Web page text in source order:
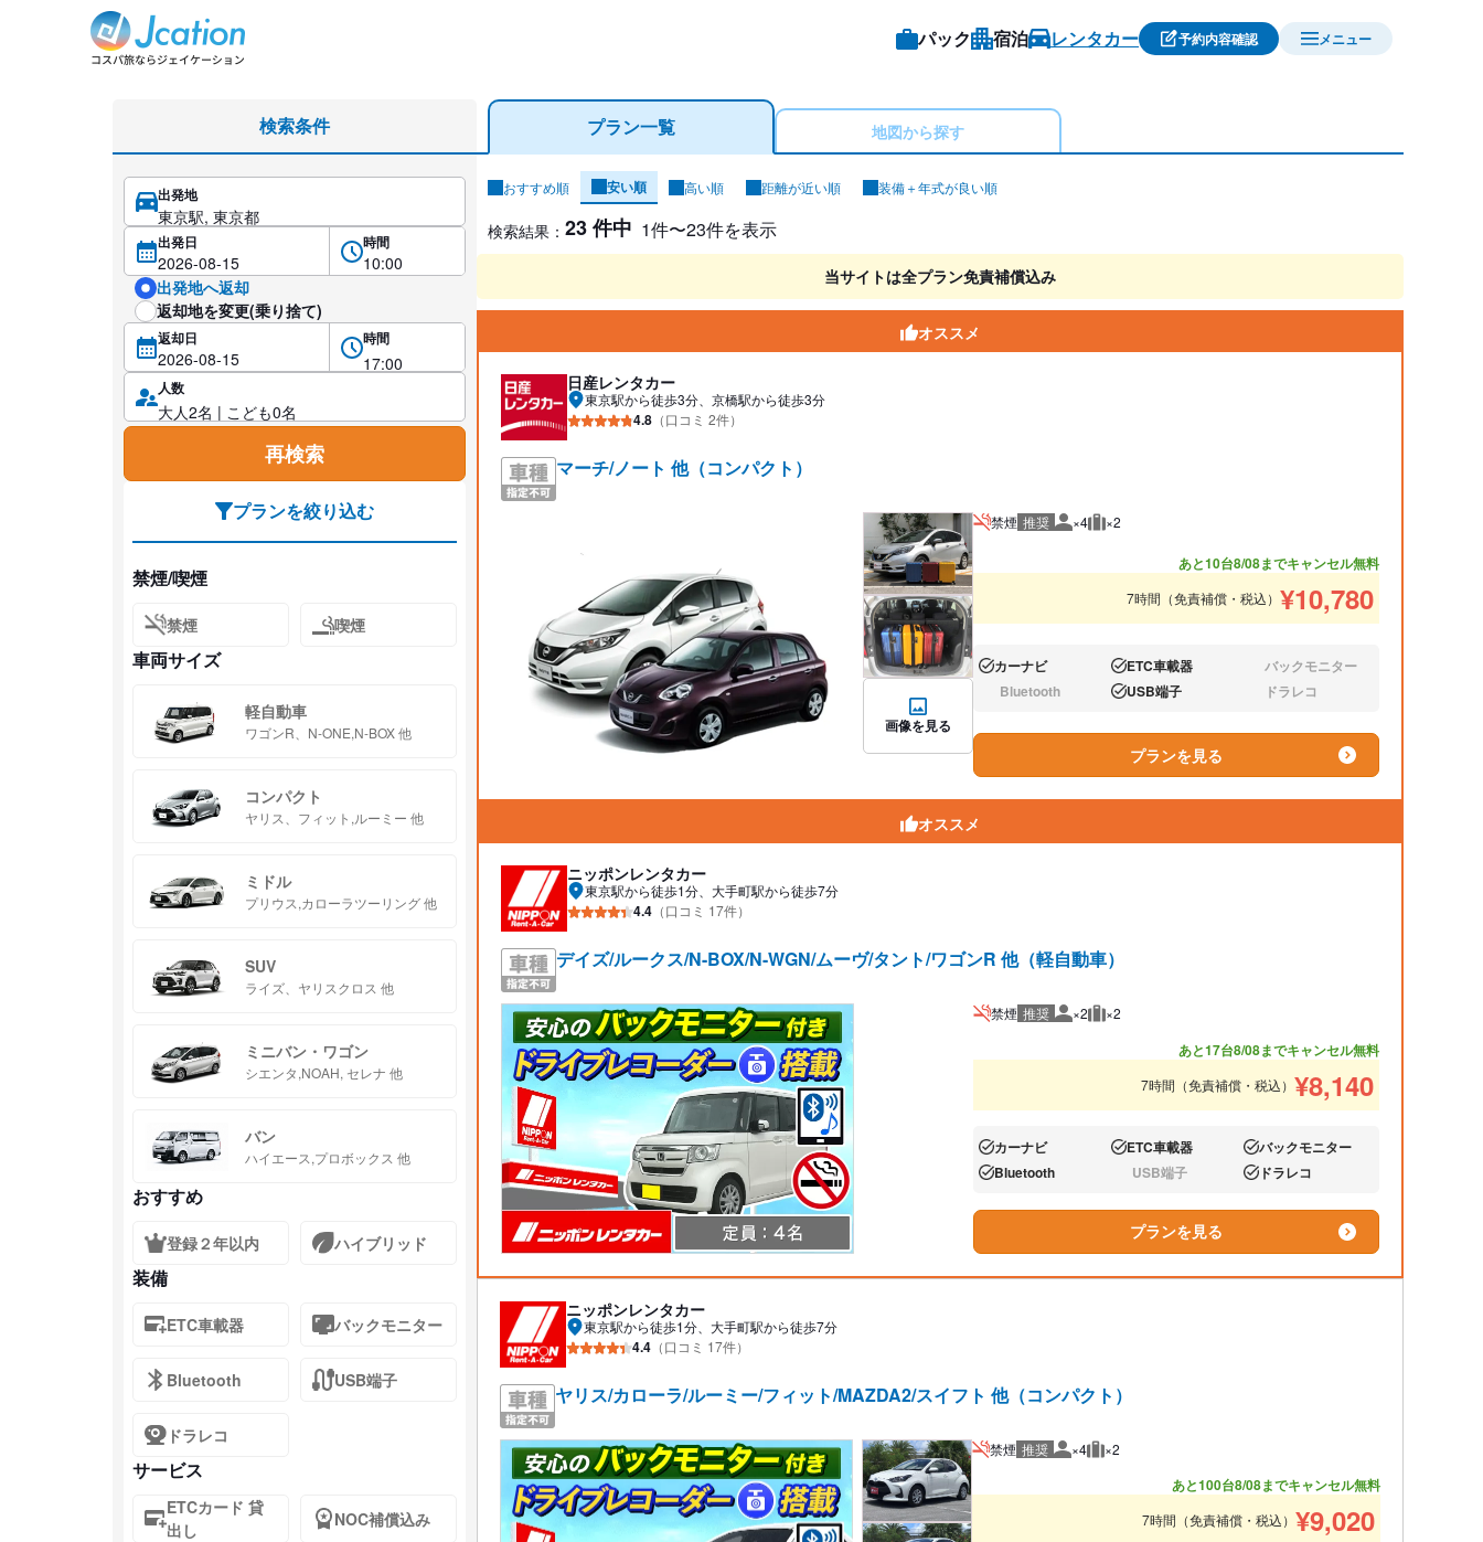
パック 宿泊 レンタカー 予約内容確認 メニュー
プラン一覧 地図から探す
おすすめ順 安い順 高い順 距離が近い順 装備＋年式が良い順
レンタカー検索結果
検索結果： 23 件中 1件〜23件を表示
当サイトは全プラン免責補償込み
オススメ
日産レンタカー
東京駅から徒歩3分、京橋駅から徒歩3分
4.8 （口コミ 2件）
マーチ/ノート 他（コンパクト）
画像を見る
禁煙 推奨 推奨人数
×4 推奨荷物
×2
あと10台8/08までキャンセル無料
7時間（免責補償・税込） ¥10,780
あり:カーナビ あり:ETC車載器 なし:バックモニター
なし:Bluetooth あり:USB端子 なし:ドラレコ
プランを見る
オススメ
ニッポンレンタカー
東京駅から徒歩1分、大手町駅から徒歩7分
4.4 （口コミ 17件）
デイズ/ルークス/N-BOX/N-WGN/ムーヴ/タント/ワゴンR 他（軽自動車）
禁煙 推奨 推奨人数
×2 推奨荷物
×2
あと17台8/08までキャンセル無料
7時間（免責補償・税込） ¥8,140
あり:カーナビ あり:ETC車載器 あり:バックモニター
あり:Bluetooth なし:USB端子 あり:ドラレコ
プランを見る
ニッポンレンタカー
東京駅から徒歩1分、大手町駅から徒歩7分
4.4 （口コミ 17件）
ヤリス/カローラ/ルーミー/フィット/MAZDA2/スイフト 他（コンパクト）
禁煙 推奨 推奨人数
×4 推奨荷物
×2
あと100台8/08までキャンセル無料
7時間（免責補償・税込） ¥9,020
検索条件
出発地
出発日 時間
出発地へ返却
返却地を変更(乗り捨て)
返却日 時間
人数
再検索
プランを絞り込む
禁煙/喫煙
禁煙 喫煙
車両サイズ
軽自動車
ワゴンR、N-ONE,N-BOX 他
コンパクト
ヤリス、フィット,ルーミー 他
ミドル
プリウス,カローラツーリング 他
SUV
ライズ、ヤリスクロス 他
ミニバン・ワゴン
シエンタ,NOAH, セレナ 他
バン
ハイエース,プロボックス 他
おすすめ
登録２年以内 ハイブリッド
装備
ETC車載器 バックモニター
Bluetooth USB端子
ドラレコ
サービス
ETCカード 貸
出し
NOC補償込み